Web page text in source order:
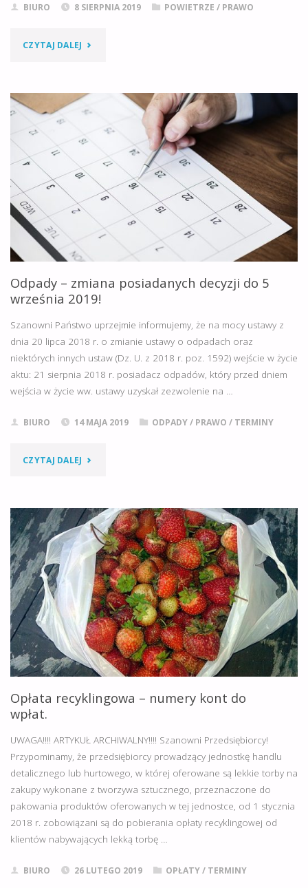
BIURO 8 SIERPNIA 2019 POWIETRZE / PRAWO
CZYTAJ DALEJ "USTAWA
–
PROJEKT
USTAWY
O
MINIMALNEJ
ODLEGŁOŚCI
DLA
PLANOWANEGO
PRZEDSIĘWZIĘCIA
SEKTORA
ROLNICTWA."
Odpady – zmiana posiadanych decyzji do 5
września 2019!
Szanowni Państwo uprzejmie informujemy, że na mocy ustawy z
dnia 20 lipca 2018 r. o zmianie ustawy o odpadach oraz
niektórych innych ustaw (Dz. U. z 2018 r. poz. 1592) wejście w życie
aktu: 21 sierpnia 2018 r. posiadacz odpadów, który przed dniem
wejścia w życie ww. ustawy uzyskał zezwolenie na …
BIURO 14 MAJA 2019 ODPADY/ PRAWO / TERMINY
CZYTAJ DALEJ "ODPADY
ZMIANA
POSIADANYCH
DECYZJI
DO
5
WRZEŚNIA
2019!"
Opłata recyklingowa – numery kont do
wpłat.
UWAGA!!!! ARTYKUŁ ARCHIWALNY!!!! Szanowni Przedsiębiorcy!
Przypominamy, że przedsiębiorcy prowadzący jednostkę handlu
detalicznego lub hurtowego, w której oferowane są lekkie torby na
zakupy wykonane z tworzywa sztucznego, przeznaczone do
pakowania produktów oferowanych w tej jednostce, od 1 stycznia
2018 r. zobowiązani są do pobierania opłaty recyklingowej od
klientów nabywających lekką torbę …
BIURO 26 LUTEGO 2019 OPŁATY/ TERMINY